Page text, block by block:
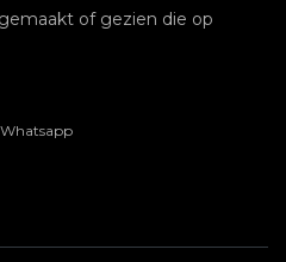
of gezien die op